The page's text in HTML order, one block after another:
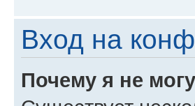
Вход на
Почему я не